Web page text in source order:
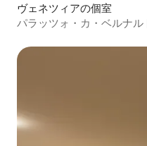
ヴェネツィアの個室
パラッツォ・カ・ベルナル